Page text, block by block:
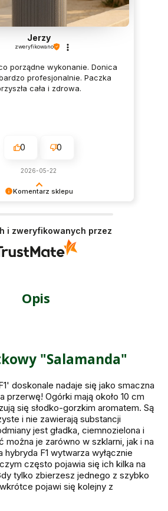
Komentarz sklepu
Jerzy
zweryfikowano
porządne wykonanie. Donica
profesjonalnie. Paczka
cała i zdrowa.
0 0
2026-05-22
i zweryfikowanych przez
Opis
"Salamanda"
doskonale nadaje się jako smaczna
przerwę! Ogórki mają około 10 cm
się słodko-gorzkim aromatem. Są
i nie zawierają substancji
jest gładka, ciemnozielona i
można je zarówno w szklarni, jak i na
F1 wytwarza wyłącznie
często pojawia się ich kilka na
tylko zbierzesz jednego z szybko
pojawi się kolejny z